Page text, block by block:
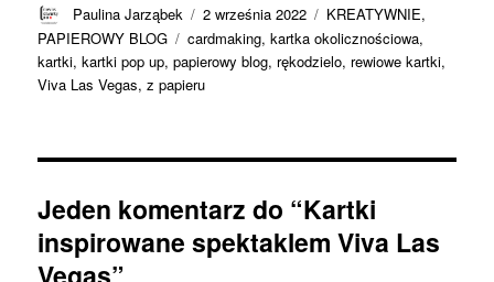
Autor
Paulina Jarząbek
Data
publikacji
2 września 2022 Kategorie
KREATYWNIE,
PAPIEROWY BLOG
Tagi
cardmaking,kartka okolicznościowa,
kartki,kartki pop up,papierowy blog, rękodzielo, rewiowe kartki,
Viva Las Vegas,z papieru
Jeden komentarz do “Kartki
inspirowane spektaklem Viva Las